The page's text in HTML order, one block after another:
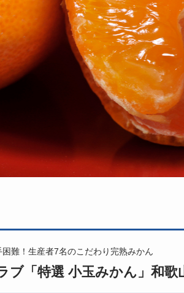
困難！生産者7名のこだわり完熟みかん
ブ「特選 小玉みかん」和